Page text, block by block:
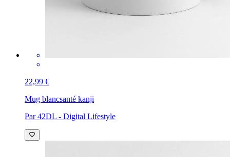
22,99 €
Mug blancsanté kanji
Par 42DL - Digital Lifestyle